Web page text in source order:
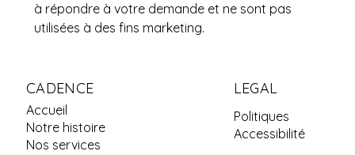
à répondre à votre demande et ne sont pas
utilisées à des fins marketing.
CADENCE
Accueil
Notre histoire
Nos services
LEGAL
Politiques
Accessibilité